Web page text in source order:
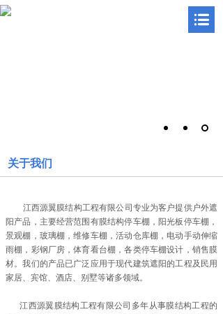
关于我们
江西源翼膜结构工程有限公司专业为客户提供户外遮
阳产品，主要经营范围有膜结构停车棚，阳光板停车棚，
景观棚，玻璃棚，维修车棚，活动仓库棚，电动手动伸缩
雨棚，彩钢厂房，体育看台棚，各类停车棚设计，销售膜
材。我们的产品已广泛应用于现代建筑遮阳的工程及民用
家居、宾馆、酒店、别墅等诸多领域。
江西源翼膜结构工程有限公司多年从事膜结构工程的